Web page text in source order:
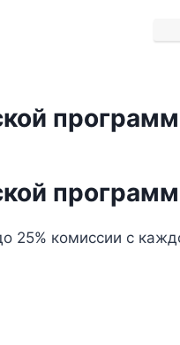
комиссии с